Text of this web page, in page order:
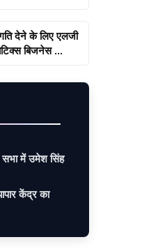
देने के लिए एलजी
बिजनेस ...
सभा में उमेश सिंह
केंद्र का